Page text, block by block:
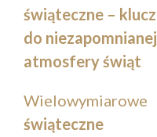
świąteczne – klucz
do niezapomnianej
atmosfery świąt
Wielowymiarowe
świąteczne